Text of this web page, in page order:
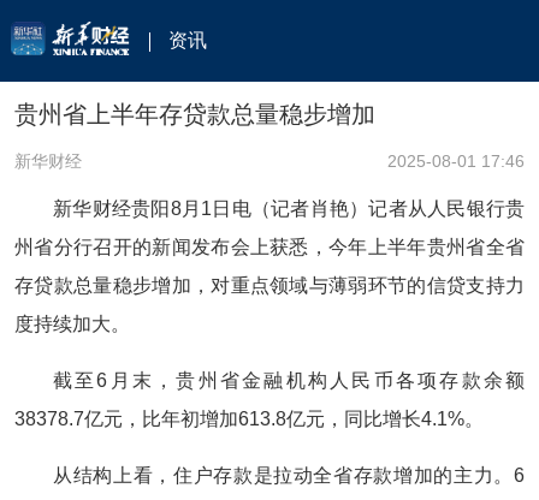
资讯
贵州省上半年存贷款总量稳步增加
新华财经 2025-08-01 17:46
新华财经贵阳8月1日电（记者肖艳）记者从人民银行贵
州省分行召开的新闻发布会上获悉，今年上半年贵州省全省
存贷款总量稳步增加，对重点领域与薄弱环节的信贷支持力
度持续加大。
截至6月末，贵州省金融机构人民币各项存款余额
38378.7亿元，比年初增加613.8亿元，同比增长4.1%。
从结构上看，住户存款是拉动全省存款增加的主力。6